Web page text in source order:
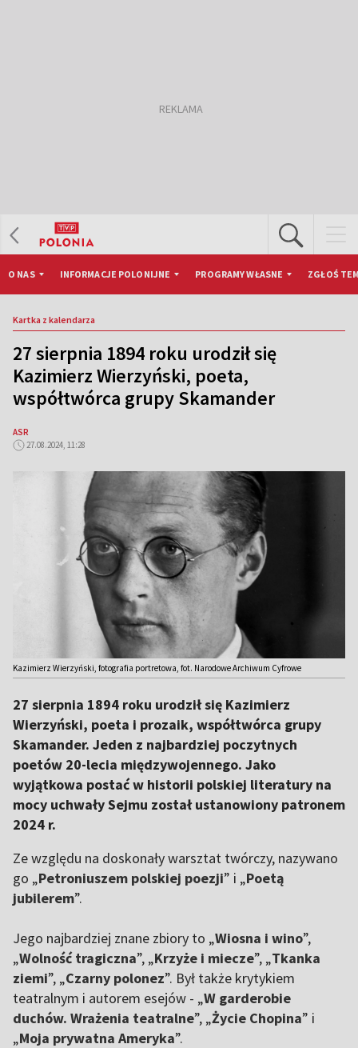
O NAS INFORMACJE POLONIJNE PROGRAMY WŁASNE ZGŁOŚ
Kartka z kalendarza
27 sierpnia 1894 roku urodził się
Kazimierz Wierzyński, poeta,
współtwórca grupy Skamander
ASR
27.08.2024, 11:28
Kazimierz Wierzyński, fotografia portretowa, fot. Narodowe Archiwum Cyfrowe
27 sierpnia 1894 roku urodził się Kazimierz
Wierzyński, poeta i prozaik, współtwórca grupy
Skamander. Jeden z najbardziej poczytnych
poetów 20-lecia międzywojennego. Jako
wyjątkowa postać w historii polskiej literatury na
mocy uchwały Sejmu został ustanowiony patronem
2024 r.
Ze względu na doskonały warsztat twórczy, nazywano
go „Petroniuszem polskiej poezji” i „Poetą
jubilerem”.
Jego najbardziej znane zbiory to „Wiosna i wino”,
„Wolność tragiczna”, „Krzyże i miecze”, „Tkanka
ziemi”, „Czarny polonez”. Był także krytykiem
teatralnym i autorem esejów - „W garderobie
duchów. Wrażenia teatralne”, „Życie Chopina” i
„Moja prywatna Ameryka”.